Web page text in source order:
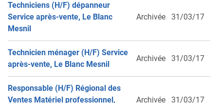
Techniciens (H/F) dépanneur
Service après-vente, Le Blanc
Mesnil
Archivée 31/03/17
Technicien ménager (H/F) Service
après-vente, Le Blanc Mesnil
Archivée 31/03/17
Responsable (H/F) Régional des
Ventes Matériel professionnel,
Archivée 31/03/17